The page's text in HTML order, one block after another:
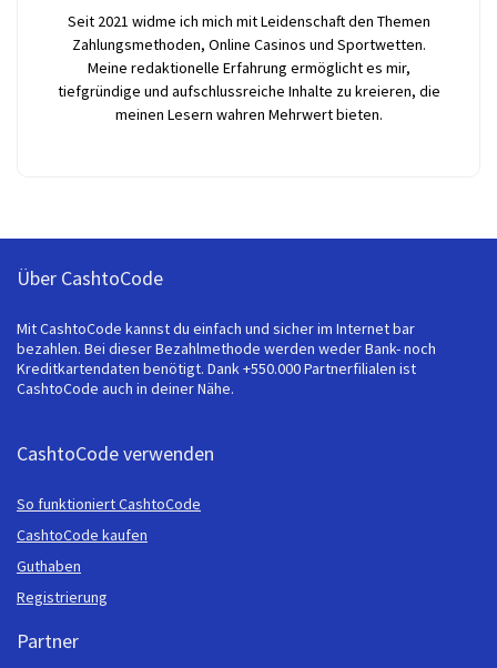
Seit 2021 widme ich mich mit Leidenschaft den Themen
Zahlungsmethoden, Online Casinos und Sportwetten.
Meine redaktionelle Erfahrung ermöglicht es mir,
tiefgründige und aufschlussreiche Inhalte zu kreieren, die
meinen Lesern wahren Mehrwert bieten.
Über CashtoCode
Mit CashtoCode kannst du einfach und sicher im Internet bar
bezahlen. Bei dieser Bezahlmethode werden weder Bank- noch
Kreditkartendaten benötigt. Dank +550.000 Partnerfilialen ist
CashtoCode auch in deiner Nähe.
CashtoCode verwenden
So funktioniert CashtoCode
CashtoCode kaufen
Guthaben
Registrierung
Partner